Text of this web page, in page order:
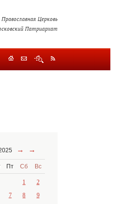
Православная Церковь
Патриархат
→ →
Пт Сб Вс
1
2
7 8
9